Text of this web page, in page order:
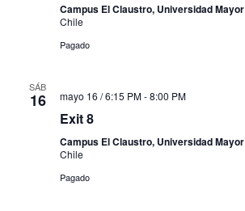
Campus El Claustro, Universidad Mayor
Chile
Pagado
SÁB
16 mayo 16 / 6:15 PM-8:00 PM
Exit 8
Campus El Claustro, Universidad Mayor
Chile
Pagado